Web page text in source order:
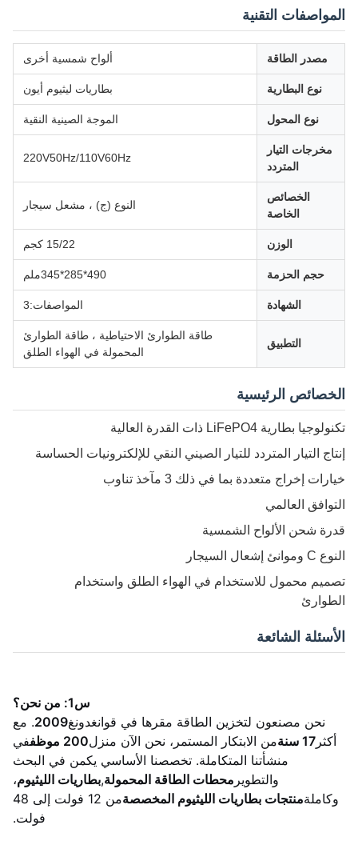
المواصفات التقنية
مصدر الطاقة ألواح شمسية أخرى
نوع البطارية بطاريات ليثيوم أيون
نوع المحول الموجة الصينية النقية
مخرجات التيار
المتردد
220V50Hz/110V60Hz
الخصائص
الخاصة
النوع (ج) ، مشعل سيجار
الوزن 15/22 كجم
حجم الحزمة 490*285*345ملم
الشهادة المواصفات:3
التطبيق
طاقة الطوارئ الاحتياطية ، طاقة الطوارئ
المحمولة في الهواء الطلق
الخصائص الرئيسية
تكنولوجيا بطارية LiFePO4 ذات القدرة العالية
إنتاج التيار المتردد للتيار الصيني النقي للإلكترونيات الحساسة
خيارات إخراج متعددة بما في ذلك 3 مآخذ تناوب
التوافق العالمي
قدرة شحن الألواح الشمسية
النوع C وموانئ إشعال السيجار
تصميم محمول للاستخدام في الهواء الطلق واستخدام
الطوارئ
الأسئلة الشائعة
س1: من نحن؟
نحن مصنعون لتخزين الطاقة مقرها في قوانغدونغ2009. مع
أكثر 17 سنة من الابتكار المستمر، نحن الآن منزل200 موظف
في
منشأتنا المتكاملة. تخصصنا الأساسي يكمن في البحث
والتطوير محطات الطاقة المحمولة,بطاريات الليثيوم،
وكاملةمنتجات بطاريات الليثيوم المخصصة
من 12 فولت إلى 48
فولت.